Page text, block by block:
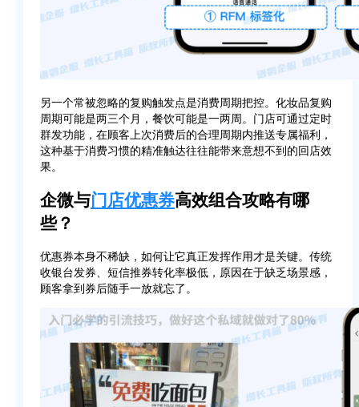
另一个常被忽略的复购触发点是消费周期把控。化妆品复购
周期可能是两三个月，餐饮可能是一两周。门店可通过定时
群发功能，在顾客上次消费后的合理周期内推送专属福利，
这种基于消费习惯的精准触达往往能带来意想不到的回店效
果。
企微与门店优惠券高效组合攻略有哪
些？
优惠券本身不稀缺，如何让它真正发挥作用才是关键。传统
收银台发券、短信推券转化率极低，原因在于缺乏场景感，
顾客拿到券后随手一放就忘了。